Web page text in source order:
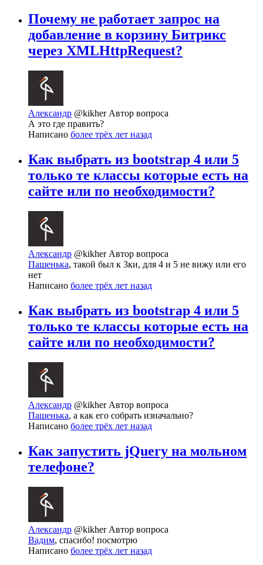
Почему не работает запрос на
добавление в корзину Битрикс
через XMLHttpRequest?
Александр @kikher Автор вопроса
А это где править?
Написано более трёх лет назад
Как выбрать из bootstrap 4 или 5
только те классы которые есть на
сайте или по необходимости?
Александр @kikher Автор вопроса
Пашенька, такой был к 3ки, для 4 и 5 не вижу или его
нет
Написано более трёх лет назад
Как выбрать из bootstrap 4 или 5
только те классы которые есть на
сайте или по необходимости?
Александр @kikher Автор вопроса
Пашенька, а как его собрать изначально?
Написано более трёх лет назад
Как запустить jQuery на мольном
телефоне?
Александр @kikher Автор вопроса
Вадим, спасибо! посмотрю
Написано более трёх лет назад